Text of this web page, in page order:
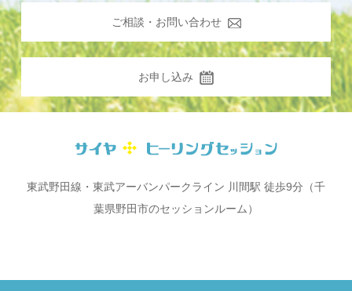
ご相談・お問い合わせ
お申し込み
東武野田線・東武アーバンパークライン 川間駅 徒歩9分（千
葉県野田市のセッションルーム）